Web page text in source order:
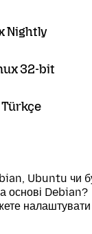
Nightly
32-bit
Ubuntu чи
основі Debian?